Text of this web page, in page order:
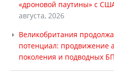
«дроновой паутины» с
августа, 2026
Великобритания
потенциал: продвижение
поколения и подводных